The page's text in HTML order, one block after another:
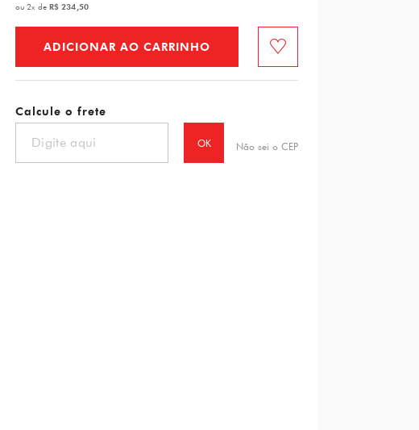
ou2x de R$ 234,50
ADICIONAR AO CARRINHO Favorito
Calcule o frete
OK Não sei o CEP